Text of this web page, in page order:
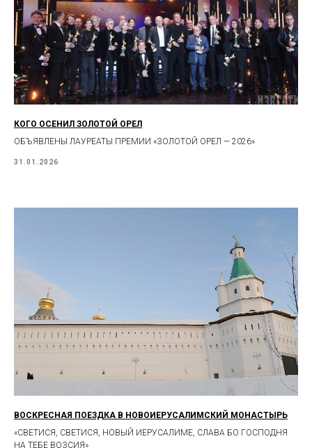
КОГО ОСЕНИЛ ЗОЛОТОЙ ОРЕЛ
ОБЪЯВЛЕНЫ ЛАУРЕАТЫ ПРЕМИИ «ЗОЛОТОЙ ОРЕЛ — 2026»
31.01.2026
ВОСКРЕСНАЯ ПОЕЗДКА В НОВОИЕРУСАЛИМСКИЙ МОНАСТЫРЬ
«СВЕТИСЯ, СВЕТИСЯ, НОВЫЙ ИЕРУСАЛИМЕ, СЛАВА БО ГОСПОДНЯ
НА ТЕБЕ ВОЗСИЯ»